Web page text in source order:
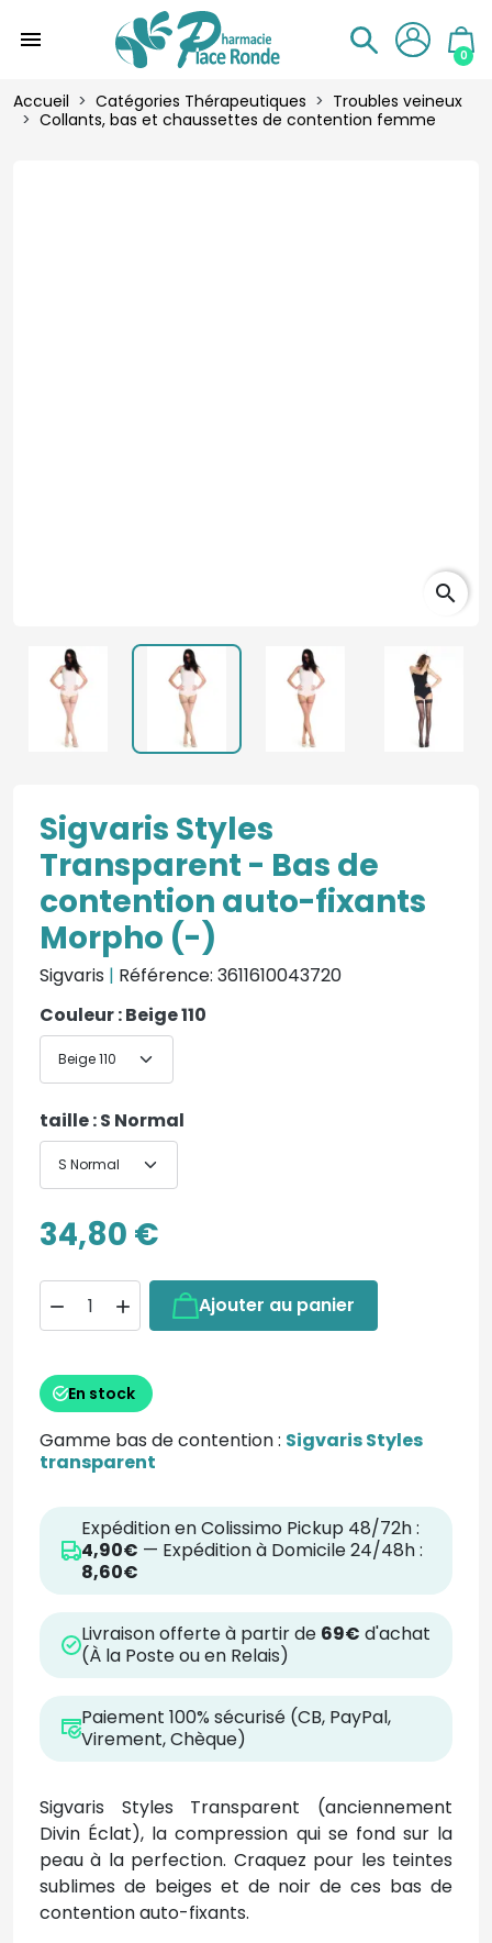
menu
0
Accueil Catégories Thérapeutiques
Troubles veineux
Collants, bas et chaussettes de contention femme
search
Sigvaris Styles
Transparent - Bas de
contention auto-fixants
Morpho (-)
Sigvaris | Référence: 3611610043720
Couleur : Beige 110
taille : S Normal
34,80 €
  Ajouter au panier
En stock
Gamme bas de contention : Sigvaris Styles
transparent
Expédition en Colissimo Pickup 48/72h :
4,90€ — Expédition à Domicile 24/48h :
8,60€
Livraison offerte à partir de 69€ d'achat
(À la Poste ou en Relais)
Paiement 100% sécurisé (CB, PayPal,
Virement, Chèque)
Sigvaris Styles Transparent (anciennement
Divin Éclat), la compression qui se fond sur la
peau à la perfection. Craquez pour les teintes
sublimes de beiges et de noir de ces bas de
contention auto-fixants.